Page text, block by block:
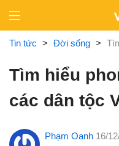
content
Tin tức > Đời sống >
Tìm hiểu
các dân tộc
Phạm Oanh 16/